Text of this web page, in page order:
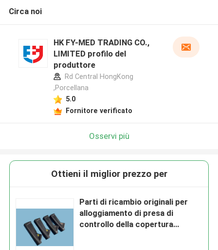
Circa noi
HK FY-MED TRADING CO.,
LIMITED profilo del
produttore
Rd Central HongKong
,Porcellana
5.0
Fornitore verificato
Osservi più
Ottieni il miglior prezzo per
Parti di ricambio originali per
alloggiamento di presa di
controllo della copertura